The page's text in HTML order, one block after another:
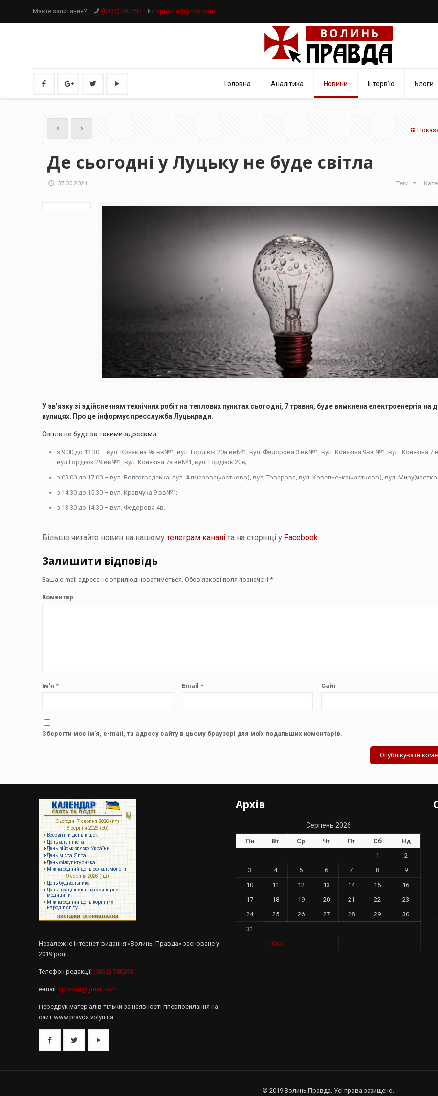
Маєте запитання? (0332) 780293 vpravda@gmail.com
Головна Аналітика Новини Інтерв’ю Блоги
Де сьогодні у Луцьку не буде світла
07.05.2021 Теги
У зв’язку зі здійсненням технічних робіт на теплових пунктах сьогодні, 7 травня, буде вимкнена електроенергія на
вулицях. Про це інформує пресслужба Луцькради.
Світла не буде за такими адресами:
з 9:00 до 12:30 – вул. Конякіна 9а вв№1, вул. Гордіюк 20а вв№1, вул. Федорова 3 вв№1, вул. Конякіна 9вв №1, вул. Конякіна 7
вул.Гордіюк 29 вв№1, вул. Конякіна 7а вв№1, вул. Гордіюк 20е;
з 09:00 до 17:00 – вул. Волгоградська, вул. Алмазова(частково), вул. Товарова, вул. Ковельська(частково), вул.
з 14:30 до 15:30 – вул. Кравчука 9 вв№1;
з 13:30 до 14:30 – вул. Федорова 4в.
Більше читайте новин на нашомутелеграм каналіта на сторінці у Facebook
Залишити відповідь
Ваша e-mail адреса не оприлюднюватиметься. Обов’язкові поля позначені *
Коментар
Ім’я * Email * Сайт
Зберегти моє ім'я, e-mail, та адресу сайту в цьому браузері для моїх подальших коментарів.
Незалежне інтернет-видання «Волинь. Правда» засноване у
2019 році.
Телефон редакції:(0332) 780293
e-mail:vpravda@gmail.com
Передрук матеріалів тільки за наявності гіперпосилання на
сайт www.pravda.volyn.ua
Архів
Серпень 2026
Пн Вт Ср Чт Пт Сб Нд
« Сер
1
2
3
4 5 6 7 8
9
10
11 12 13 14 15
16
17
18 19 20 21 22
23
24
25 26 27 28 29
30
31
© 2019 Волинь.Правда. Усі права захищено.